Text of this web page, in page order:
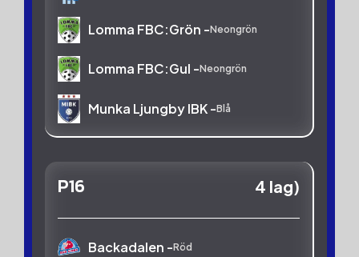
Lomma FBC:Grön -Neongrön
Lomma FBC:Gul -Neongrön
Munka Ljungby IBK -Blå
P16 4 lag)
Backadalen -Röd